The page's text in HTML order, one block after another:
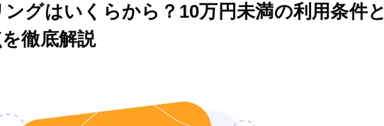
グはいくらから？10万円未満の利用条件と
徹底解説